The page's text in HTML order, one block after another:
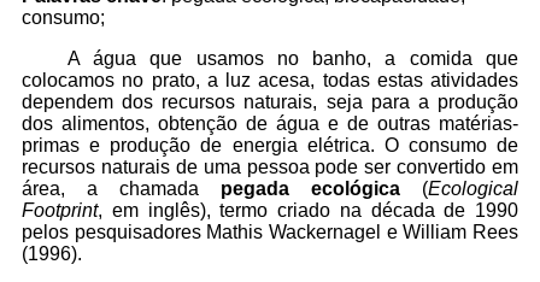
consumo;
A água que usamos no banho, a comida que
colocamos no prato, a luz acesa, todas estas atividades
dependem dos recursos naturais, seja para a produção
dos alimentos, obtenção de água e de outras matérias-
primas e produção de energia elétrica. O consumo de
recursos naturais de uma pessoa pode ser convertido em
área, a chamada pegada ecológica (Ecological
Footprint, em inglês), termo criado na década de 1990
pelos pesquisadores Mathis Wackernagel e William Rees
(1996).